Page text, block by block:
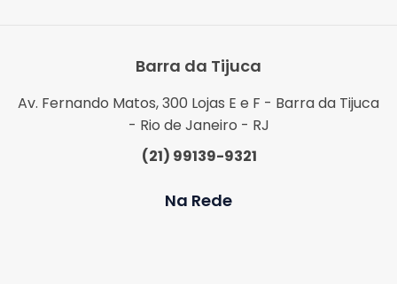
Barra da Tijuca
Av. Fernando Matos, 300 Lojas E e F - Barra da Tijuca
- Rio de Janeiro - RJ
(21) 99139-9321
Na Rede